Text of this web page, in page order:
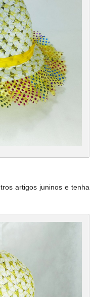
artigos juninos e tenha